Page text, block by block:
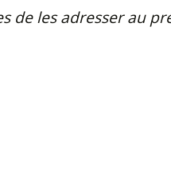
de les adresser au